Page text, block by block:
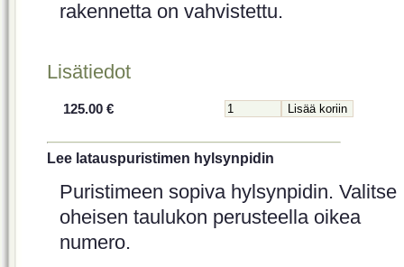
rakennetta on vahvistettu.
Lisätiedot
125.00 €
Lee latauspuristimen hylsynpidin
Puristimeen sopiva hylsynpidin. Valitse
oheisen taulukon perusteella oikea
numero.